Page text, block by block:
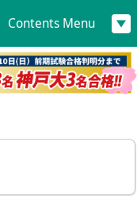
Contents Menu